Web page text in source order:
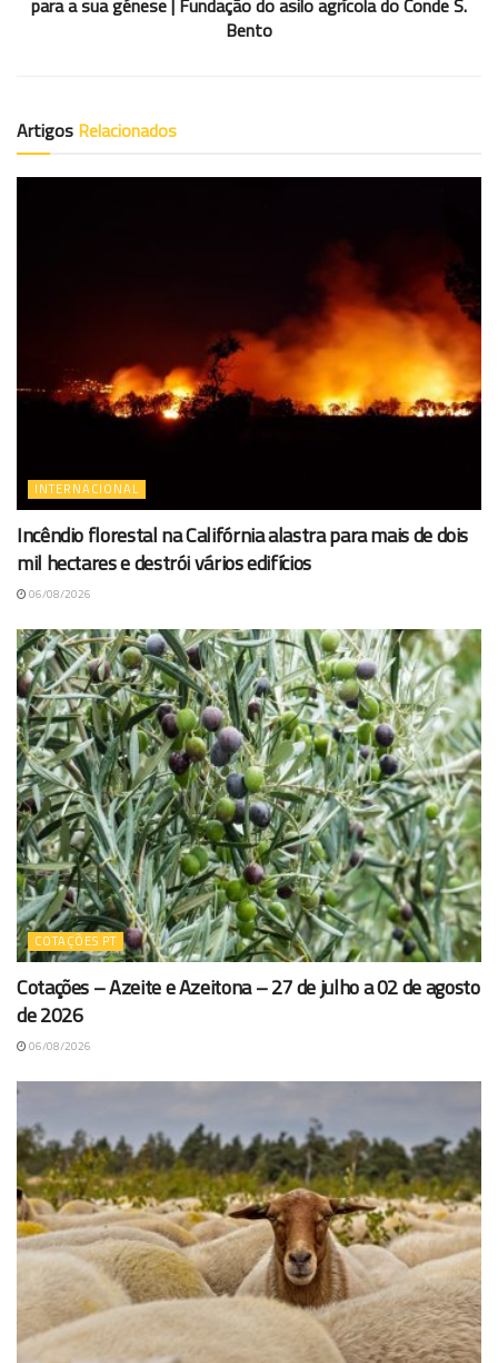
Bento
Artigos Relacionados
INTERNACIONAL
Incêndio florestal na Califórnia alastra para mais de dois
mil hectares e destrói vários edifícios
06/08/2026
COTAÇÕES PT
Cotações – Azeite e Azeitona – 27 de julho a 02 de agosto
de 2026
06/08/2026